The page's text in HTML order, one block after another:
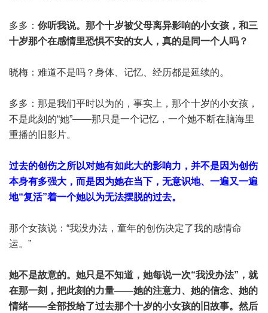
多多： 你听我说。那个十岁被父母离异影响的小女孩，和三
十岁那个在感情里恐惧不安的女人，真的是同一个人吗？
晓梅：难道不是吗？身体、记忆、经历都是延续的。
多多：那是我们平时以为的，事实上，那个十岁的小女孩，
不是此刻的“她”——那只是一个记忆，一个她不断在脑海里
重播的旧影片。
过去的创伤之所以对她有如此大的影响力，并不是因为创伤
本身有多强大，而是因为她在当下，无意识地、一遍又一遍
地“复活”着一个她以为无法摆脱的过去。
那个女孩说：“我没办法，童年的创伤决定了我的感情命
运。”
她不是故意的。她只是不知道，她每说一次“我没办法”，就
在那一刻，把此刻的力量——她的注意力、她的信念、她的
情绪——全部投给了过去那个十岁的小女孩的旧故事。然后